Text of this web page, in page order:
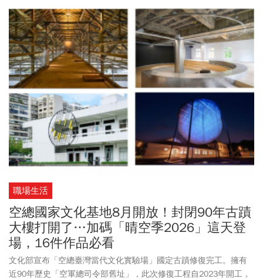
厲害，「我們用行動介紹在台灣旅行還是有很多可能性。」
職場生活
空總國家文化基地8月開放！封閉90年古蹟
大樓打開了…加碼「晴空季2026」這天登
場，16件作品必看
文化部宣布「空總臺灣當代文化實驗場」國定古蹟修復完工。擁有
近90年歷史「空軍總司令部舊址」，此次修復工程自2023年開工，